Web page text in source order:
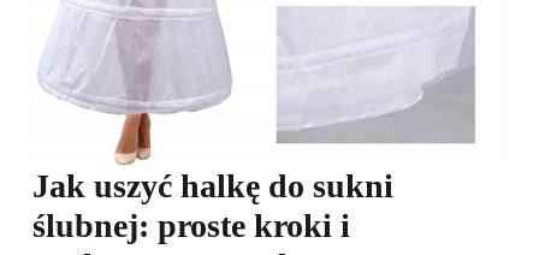
Jak uszyć halkę do sukni
ślubnej: proste kroki i